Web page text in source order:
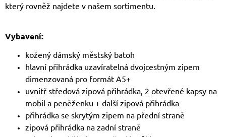
který rovněž najdete v našem sortimentu.
Vybavení:
kožený dámský městský batoh
hlavní přihrádka uzavíratelná dvojcestným zipem
dimenzovaná pro formát A5+
uvnitř středová zipová přihrádka, 2 otevřené kapsy na
mobil a peněženku + další zipová přihrádka
přihrádka se skrytým zipem na přední straně
zipová přihrádka na zadní straně